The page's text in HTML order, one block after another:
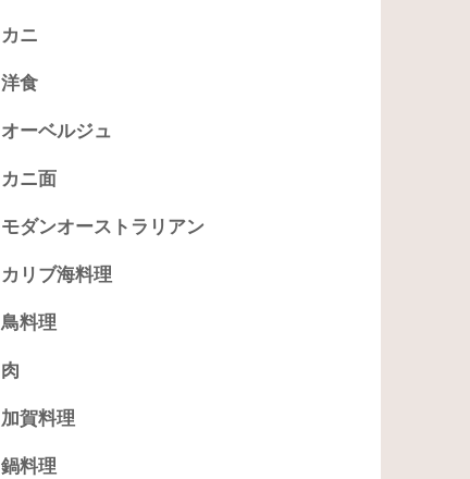
カニ
洋食
オーベルジュ
カニ面
モダンオーストラリアン
カリブ海料理
鳥料理
肉
加賀料理
鍋料理